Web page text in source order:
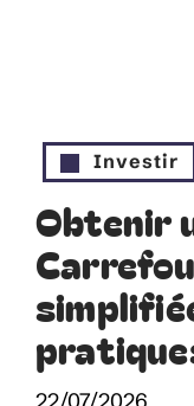
Investir
Obtenir